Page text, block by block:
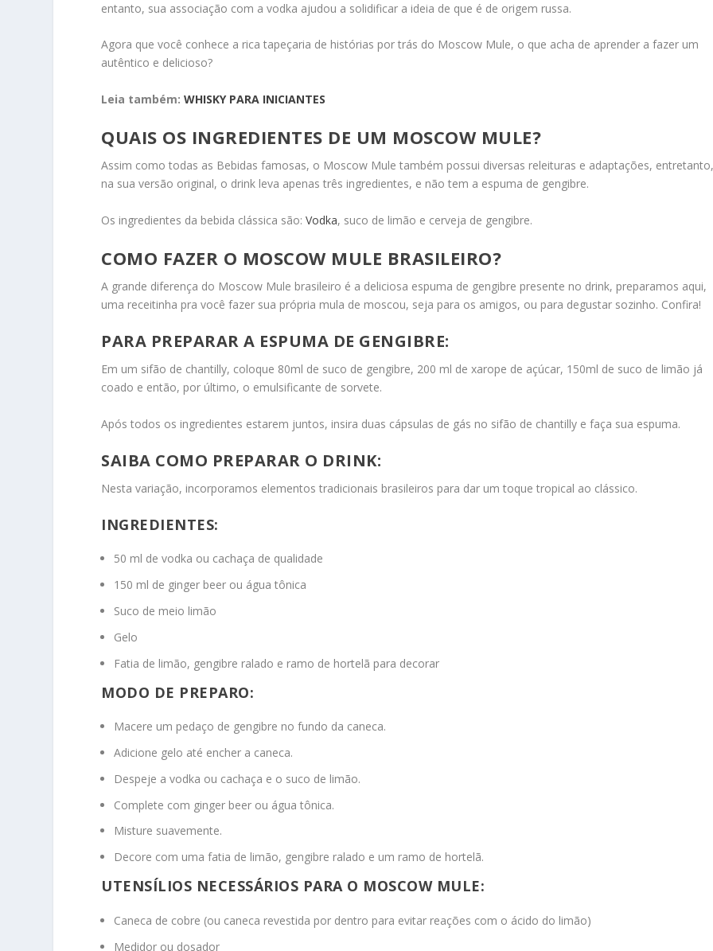
entanto, sua associação com a vodka ajudou a solidificar a ideia de que é de origem russa.
Agora que você conhece a rica tapeçaria de histórias por trás do Moscow Mule, o que acha de aprender a fazer um
autêntico e delicioso?
Leia também:WHISKY PARA INICIANTES
QUAIS OS INGREDIENTES DE UM MOSCOW MULE?
Assim como todas as Bebidas famosas, o Moscow Mule também possui diversas releituras e adaptações,
na sua versão original, o drink leva apenas três ingredientes, e não tem a espuma de gengibre.
Os ingredientes da bebida clássica são:Vodka, suco de limão e cerveja de gengibre.
COMO FAZER O MOSCOW MULE BRASILEIRO?
A grande diferença do Moscow Mule brasileiro é a deliciosa espuma de gengibre presente no drink, preparamos aqui,
uma receitinha pra você fazer sua própria mula de moscou, seja para os amigos, ou para degustar sozinho. Confira!
PARA PREPARAR A ESPUMA DE GENGIBRE:
Em um sifão de chantilly, coloque 80ml de suco de gengibre, 200 ml de xarope de açúcar, 150ml de suco de limão já
coado e então, por último, o emulsificante de sorvete.
Após todos os ingredientes estarem juntos, insira duas cápsulas de gás no sifão de chantilly e faça sua espuma.
SAIBA COMO PREPARAR O DRINK:
Nesta variação, incorporamos elementos tradicionais brasileiros para dar um toque tropical ao clássico.
INGREDIENTES:
50 ml de vodka ou cachaça de qualidade
150 ml de ginger beer ou água tônica
Suco de meio limão
Gelo
Fatia de limão, gengibre ralado e ramo de hortelã para decorar
MODO DE PREPARO:
Macere um pedaço de gengibre no fundo da caneca.
Adicione gelo até encher a caneca.
Despeje a vodka ou cachaça e o suco de limão.
Complete com ginger beer ou água tônica.
Misture suavemente.
Decore com uma fatia de limão, gengibre ralado e um ramo de hortelã.
UTENSÍLIOS NECESSÁRIOS PARA O MOSCOW MULE:
Caneca de cobre (ou caneca revestida por dentro para evitar reações com o ácido do limão)
Medidor ou dosador